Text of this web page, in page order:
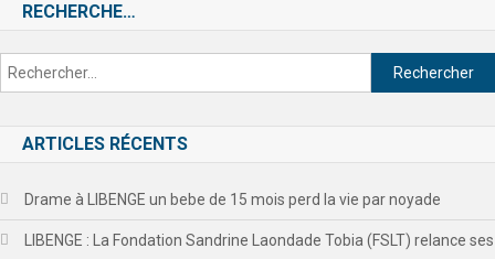
RECHERCHE…
ARTICLES RÉCENTS
Drame à LIBENGE un bebe de 15 mois perd la vie par noyade
LIBENGE : La Fondation Sandrine Laondade Tobia (FSLT) relance ses